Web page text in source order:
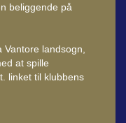
beliggende på
Vantore landsogn,
at spille
linket til klubbens